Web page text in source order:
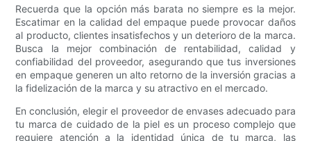
Recuerda que la opción más barata no siempre es la mejor.
Escatimar en la calidad del empaque puede provocar daños
al producto, clientes insatisfechos y un deterioro de la marca.
Busca la mejor combinación de rentabilidad, calidad y
confiabilidad del proveedor, asegurando que tus inversiones
en empaque generen un alto retorno de la inversión gracias a
la fidelización de la marca y su atractivo en el mercado.
En conclusión, elegir el proveedor de envases adecuado para
tu marca de cuidado de la piel es un proceso complejo que
requiere atención a la identidad única de tu marca, las